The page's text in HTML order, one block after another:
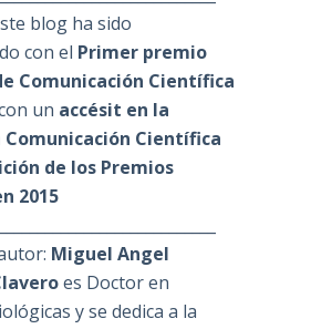
blog ha sido
con el Primer premio
Comunicación Científica
un accésit en la
Científica
de los Premios
2015
Miguel Angel
es Doctor en
y se dedica a la